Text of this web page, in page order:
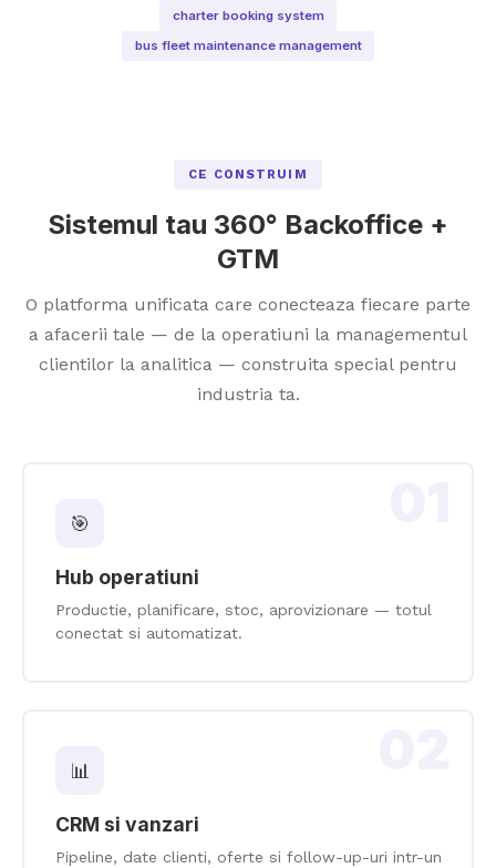
charter booking system
bus fleet maintenance management
CE CONSTRUIM
Sistemul tau 360° Backoffice +
GTM
O platforma unificata care conecteaza fiecare parte
a afacerii tale — de la operatiuni la managementul
clientilor la analitica — construita special pentru
industria ta.
🎯
Hub operatiuni
Productie, planificare, stoc, aprovizionare — totul
conectat si automatizat.
📊
CRM si vanzari
Pipeline, date clienti, oferte si follow-up-uri intr-un